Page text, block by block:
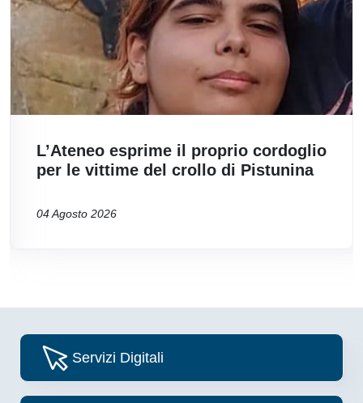
L’Ateneo esprime il proprio cordoglio
per le vittime del crollo di Pistunina
04 Agosto 2026
ImageServizi Digitali